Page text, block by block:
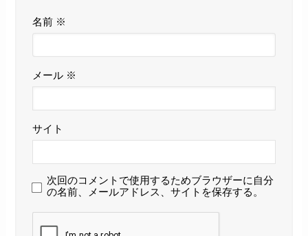
名前 ※
メール ※
サイト
次回のコメントで使用するためブラウザーに自分
の名前、メールアドレス、サイトを保存する。